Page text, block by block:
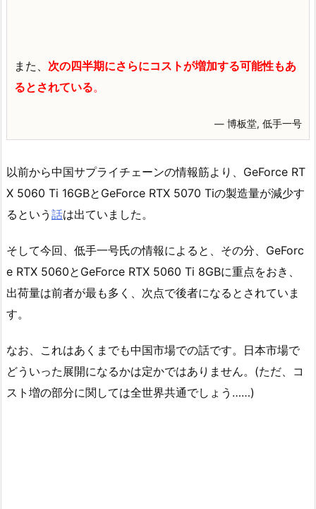
また、 次の四半期にさらにコストが増加する可能性もあ
るとされている。
― 博板堂, 低手一号
以前から中国サプライチェーンの情報筋より、GeForce RT
X 5060 Ti 16GBとGeForce RTX 5070 Tiの製造量が減少す
るという 話は出ていました。
そして今回、低手一号氏の情報によると、その分、GeForc
e RTX 5060とGeForce RTX 5060 Ti 8GBに重点をおき、
出荷量は前者が最も多く、次点で後者になるとされていま
す。
なお、これはあくまでも中国市場での話です。日本市場で
どういった展開になるかは定かではありません。(ただ、コ
スト増の部分に関しては全世界共通でしょう……)